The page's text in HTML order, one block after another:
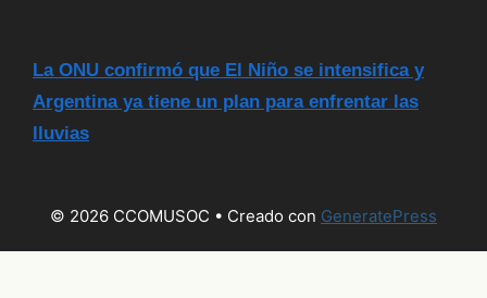
La ONU confirmó que El Niño se intensifica y
Argentina ya tiene un plan para enfrentar las
lluvias
© 2026 CCOMUSOC • Creado con GeneratePress